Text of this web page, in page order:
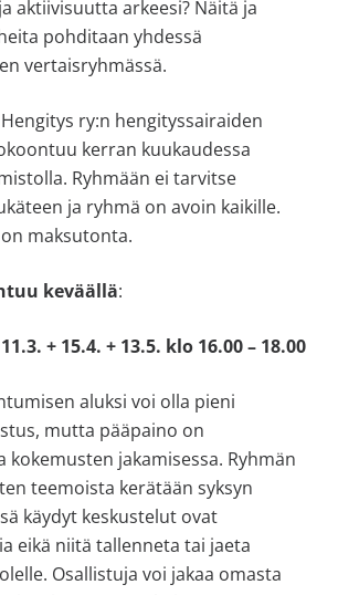
aktiivisuutta arkeesi? Näitä ja
pohditaan yhdessä
vertaisryhmässä.
ry:n hengityssairaiden
kerran kuukaudessa
Ryhmään ei tarvitse
ja ryhmä on avoin kaikille.
maksutonta.
keväällä:
+ 15.4. + 13.5. klo 16.00 – 18.00
aluksi voi olla pieni
mutta pääpaino on
kokemusten jakamisessa. Ryhmän
teemoista kerätään syksyn
käydyt keskustelut ovat
eikä niitä tallenneta tai jaeta
Osallistuja voi jakaa omasta